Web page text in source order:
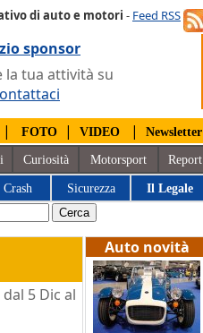
di auto e motori - Feed RSS
sponsor
tua attività su
| FOTO | VIDEO | Newsletter
Curiosità Motorsport Report
Sicurezza Il Legale
dal 5 Dic al
Auto novità